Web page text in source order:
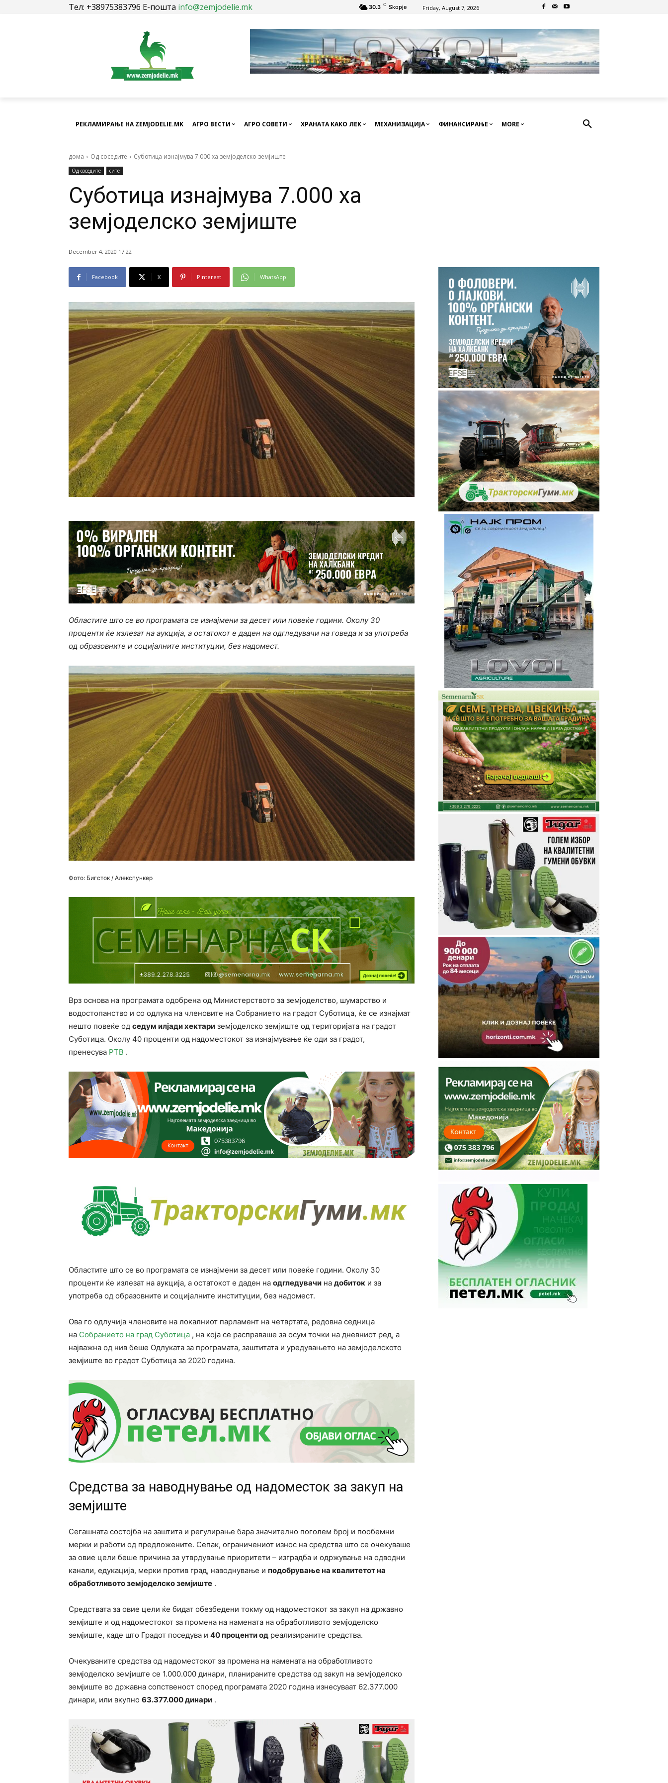
Тел: +38975383796 Е-пошта info@zemjodelie.mk 30.3 C Skopje Friday, August 7, 2026
РЕКЛАМИРАЊЕ НА ZEMJODELIE.MK АГРО ВЕСТИ АГРО СОВЕТИ ХРАНАТА КАКО ЛЕК МЕХАНИЗАЦИЈА ФИНАНСИРАЊЕ MORE
дома Од соседите Суботица изнајмува 7.000 ха земјоделско земјиште
Од соседите сите
Суботица изнајмува 7.000 ха
земјоделско земјиште
December 4, 2020 17:22
Facebook X Pinterest WhatsApp
Областите што се во програмата се изнајмени за десет или повеќе години. Околу 30
проценти ќе излезат на аукција, а остатокот е даден на одгледувачи на говеда и за употреба
од образовните и социјалните институции, без надомест.
Фото: Бигсток / Алекспункер
Врз основа на програмата одобрена од Министерството за земјоделство, шумарство и
водостопанство и со одлука на членовите на Собранието на градот Суботица, ќе се изнајмат
нешто повеќе од седум илјади хектари земјоделско земјиште од територијата на градот
Суботица. Околу 40 проценти од надоместокот за изнајмување ќе оди за градот,
пренесува РТВ .
Областите што се во програмата се изнајмени за десет или повеќе години. Околу 30
проценти ќе излезат на аукција, а остатокот е даден на одгледувачи на добиток и за
употреба од образовните и социјалните институции, без надомест.
Ова го одлучија членовите на локалниот парламент на четвртата, редовна седница
на Собранието на град Суботица , на која се расправаше за осум точки на дневниот ред, а
најважна од нив беше Одлуката за програмата, заштитата и уредувањето на земјоделското
земјиште во градот Суботица за 2020 година.
Средства за наводнување од надоместок за закуп на
земјиште
Сегашната состојба на заштита и регулирање бара значително поголем број и пообемни
мерки и работи од предложените. Сепак, ограничениот износ на средства што се очекуваше
за овие цели беше причина за утврдување приоритети – изградба и одржување на одводни
канали, едукација, мерки против град, наводнување и подобрување на квалитетот на
обработливото земјоделско земјиште .
Средствата за овие цели ќе бидат обезбедени токму од надоместокот за закуп на државно
земјиште и од надоместокот за промена на намената на обработливото земјоделско
земјиште, каде што Градот поседува и 40 проценти од реализираните средства.
Очекуваните средства од надоместокот за промена на намената на обработливото
земјоделско земјиште се 1.000.000 динари, планираните средства од закуп на земјоделско
земјиште во државна сопственост според програмата 2020 година изнесуваат 62.377.000
динари, или вкупно 63.377.000 динари .